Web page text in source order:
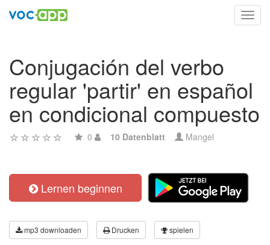
Conjugación del verbo
regular 'partir' en español
en condicional compuesto
0 10 Datenblatt Mangel
Lernen beginnen
mp3 downloaden Drucken spielen